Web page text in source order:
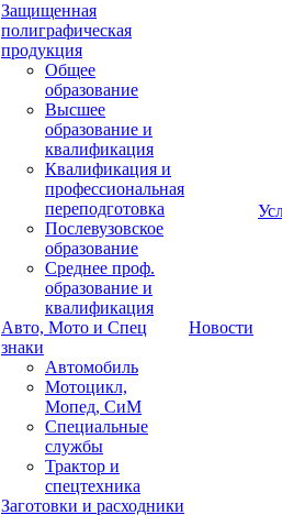
Защищенная
полиграфическая
продукция
Общее
образование
Высшее
образование и
квалификация
Квалификация и
профессиональная
переподготовка
Послевузовское
образование
Среднее проф.
образование и
квалификация
Авто, Мото и Спец
знаки
Автомобиль
Мотоцикл,
Мопед, СиМ
Специальные
службы
Трактор и
спецтехника
Заготовки и расходники
Новости